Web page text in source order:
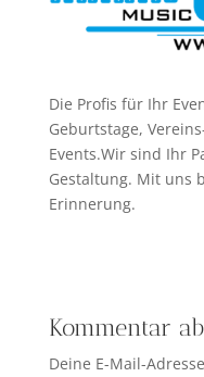
Die Profis für Ihr
Geburtstage,
Events.Wir sind Ihr
Gestaltung. Mit uns
Erinnerung.
Kommentar
Deine E-Mail-